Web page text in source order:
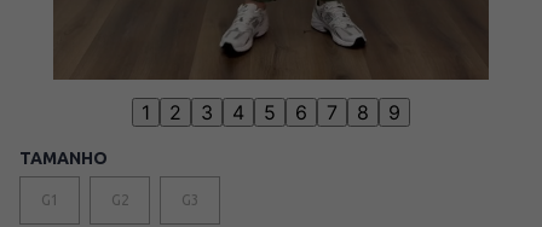
1 2 3 4 5 6 7 8 9
TAMANHO
G1 G2 G3